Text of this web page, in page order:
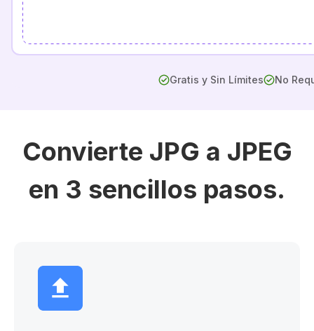
Gratis y Sin Límites No
Convierte JPG a JPEG
en 3 sencillos pasos.